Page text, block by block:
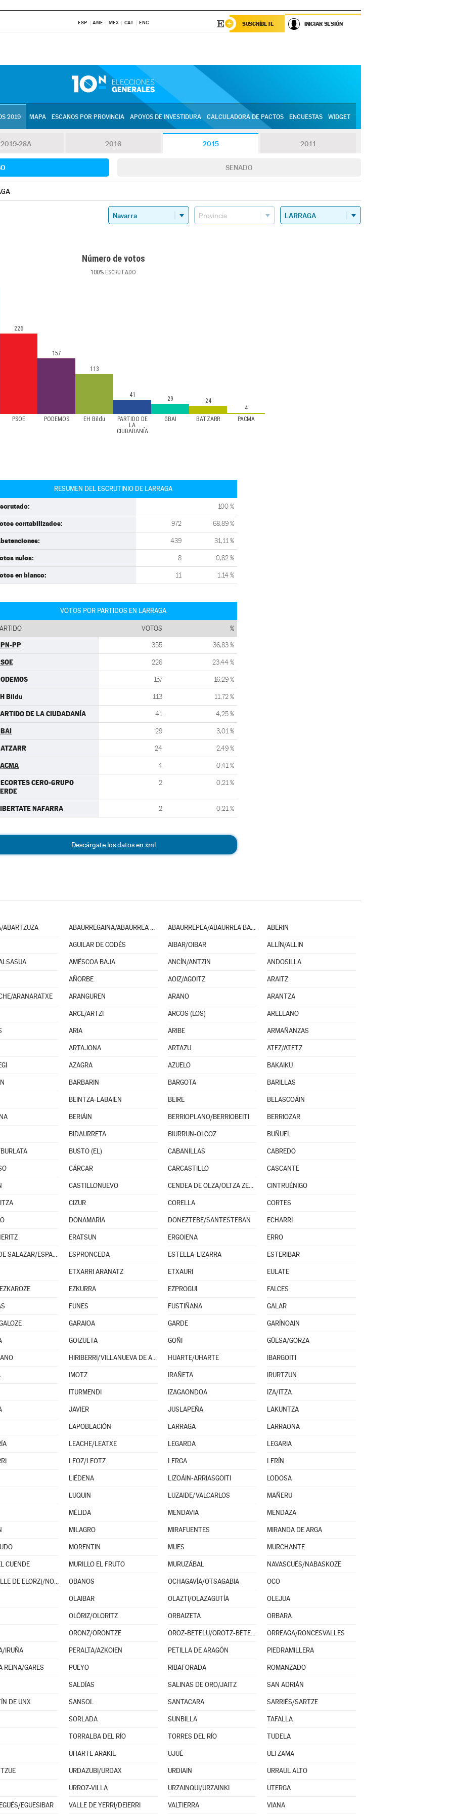
ESP AME MEX CAT ENG SUSCRÍBETE INICIAR SESIÓN
2019 MAPA ESCAÑOS POR PROVINCIA APOYOS DE INVESTIDURA CALCULADORA DE PACTOS ENCUESTAS WIDGET
2019-28A 2016 2015 2011
SENADO
Número de votos
100% ESCRUTADO
PSOE PODEMOS EH Bildu
PARTIDO DE
LA
CIUDADANÍA
GBAI BATZARR PACMA
226
157
113
41
29
24
4
RESUMEN DEL ESCRUTINIO DE LARRAGA
100 %
contabilizados: 972 68,89 %
439 31,11 %
nulos: 8 0,82 %
en blanco: 11 1,14 %
VOTOS POR PARTIDOS EN LARRAGA
VOTOS %
PP 355 36,83 %
226 23,44 %
157 16,29 %
Bildu 113 11,72 %
DE LA CIUDADANÍA 41 4,25 %
29 3,01 %
24 2,49 %
4 0,41 %
CERO-GRUPO
2 0,21 %
NAFARRA 2 0,21 %
Descárgate los datos en xml
ABARTZUZA ABAURREGAINA/ABAURREA ALTA ABAURREPEA/ABAURREA BAJA ABERIN
AGUILAR DE CODÉS AIBAR/OIBAR ALLÍN/ALLIN
AMÉSCOA BAJA ANCÍN/ANTZIN ANDOSILLA
AÑORBE AOIZ/AGOITZ ARAITZ
ARANARATXE ARANGUREN ARANO ARANTZA
ARCE/ARTZI ARCOS (LOS) ARELLANO
ARIA ARIBE ARMAÑANZAS
ARTAJONA ARTAZU ATEZ/ATETZ
AZAGRA AZUELO BAKAIKU
BARBARIN BARGOTA BARILLAS
BEINTZA-LABAIEN BEIRE BELASCOÁIN
BERIÁIN BERRIOPLANO/BERRIOBEITI BERRIOZAR
BIDAURRETA BIURRUN-OLCOZ BUÑUEL
BUSTO (EL) CABANILLAS CABREDO
CÁRCAR CARCASTILLO CASCANTE
CASTILLONUEVO CENDEA DE OLZA/OLTZA ZENDEA CINTRUÉNIGO
CIZUR CORELLA CORTES
DONAMARIA DONEZTEBE/SANTESTEBAN ECHARRI
ERATSUN ERGOIENA ERRO
ESPARZA DE SALAZAR/ESPARTZA ZARAITZU ESPRONCEDA ESTELLA-LIZARRA ESTERIBAR
ETXARRI ARANATZ ETXAURI EULATE
EZKURRA EZPROGUI FALCES
FUNES FUSTIÑANA GALAR
GARAIOA GARDE GARÍNOAIN
GOIZUETA GOÑI GÜESA/GORZA
HIRIBERRI/VILLANUEVA DE AEZKOA HUARTE/UHARTE IBARGOITI
IMOTZ IRAÑETA IRURTZUN
ITURMENDI IZAGAONDOA IZA/ITZA
JAVIER JUSLAPEÑA LAKUNTZA
LAPOBLACIÓN LARRAGA LARRAONA
LEACHE/LEATXE LEGARDA LEGARIA
LEOZ/LEOTZ LERGA LERÍN
LIÉDENA LIZOÁIN-ARRIASGOITI LODOSA
LUQUIN LUZAIDE/VALCARLOS MAÑERU
MÉLIDA MENDAVIA MENDAZA
MILAGRO MIRAFUENTES MIRANDA DE ARGA
MORENTIN MUES MURCHANTE
CUENDE MURILLO EL FRUTO MURUZÁBAL NAVASCUÉS/NABASKOZE
NOÁIN (VALLE DE ELORZ)/NOAIN (ELORTZIBAR) OBANOS OCHAGAVÍA/OTSAGABIA OCO
OLAIBAR OLAZTI/OLAZAGUTÍA OLEJUA
OLÓRIZ/OLORITZ ORBAIZETA ORBARA
ORONZ/ORONTZE OROZ-BETELU/OROTZ-BETELU ORREAGA/RONCESVALLES
IRUÑA PERALTA/AZKOIEN PETILLA DE ARAGÓN PIEDRAMILLERA
REINA/GARES PUEYO RIBAFORADA ROMANZADO
SALDÍAS SALINAS DE ORO/JAITZ SAN ADRIÁN
DE UNX SANSOL SANTACARA SARRIÉS/SARTZE
SORLADA SUNBILLA TAFALLA
TORRALBA DEL RÍO TORRES DEL RÍO TUDELA
UHARTE ARAKIL UJUÉ ULTZAMA
URDAZUBI/URDAX URDIAIN URRAUL ALTO
URROZ-VILLA URZAINQUI/URZAINKI UTERGA
EGUESIBAR VALLE DE YERRI/DEIERRI VALTIERRA VIANA